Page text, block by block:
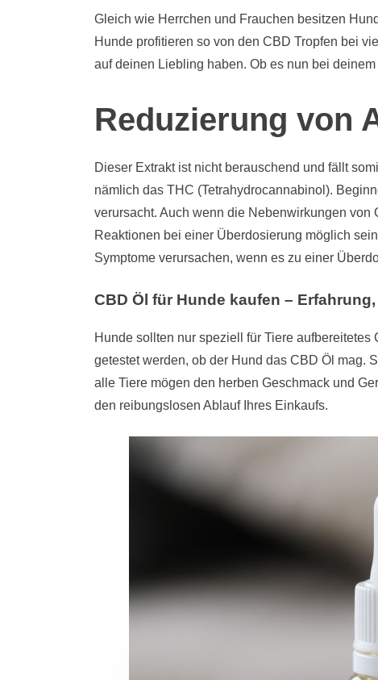
Gleich wie Herrchen und Frauchen besitzen
Hunde profitieren so von den CBD Tropfen bei
auf deinen Liebling haben. Ob es nun bei
Reduzierung von
Dieser Extrakt ist nicht berauschend und fällt
nämlich das THC (Tetrahydrocannabinol).
verursacht. Auch wenn die Nebenwirkungen
Reaktionen bei einer Überdosierung möglich
Symptome verursachen, wenn es zu einer
CBD Öl für Hunde kaufen –
Hunde sollten nur speziell für Tiere
getestet werden, ob der Hund das CBD Öl mag.
alle Tiere mögen den herben Geschmack und
den reibungslosen Ablauf Ihres Einkaufs.